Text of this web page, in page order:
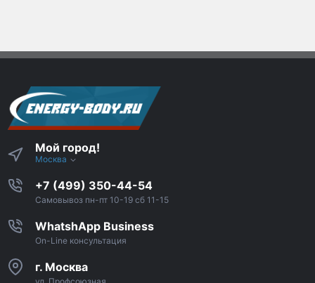
Мой город!
Москва
+7 (499) 350-44-54
Самовывоз пн-пт 10-19 сб 11-15
WhatshApp Business
On-Line консультация
г. Москва